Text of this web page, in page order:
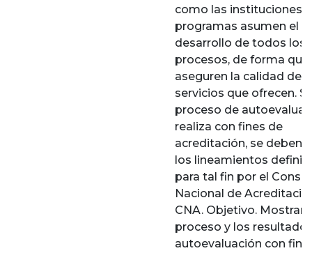
como las instituciones
programas asumen el
desarrollo de todos los
procesos, de forma que
aseguren la calidad de
servicios que ofrecen. Si
proceso de
realiza con fines de
acreditación, se deben
los lineamientos
para tal fin por el
Nacional de
CNA. Objetivo. Mostrar
proceso y los
autoevaluación con